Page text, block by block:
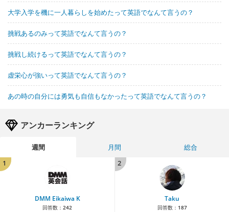
大学入学を機に一人暮らしを始めたって英語でなんて言うの？
挑戦あるのみって英語でなんて言うの？
挑戦し続けるって英語でなんて言うの？
虚栄心が強いって英語でなんて言うの？
あの時の自分には勇気も自信もなかったって英語でなんて言うの？
アンカーランキング
週間 月間
総合
1
DMM Eikaiwa K
回答数： 242
2
Taku
回答数： 187